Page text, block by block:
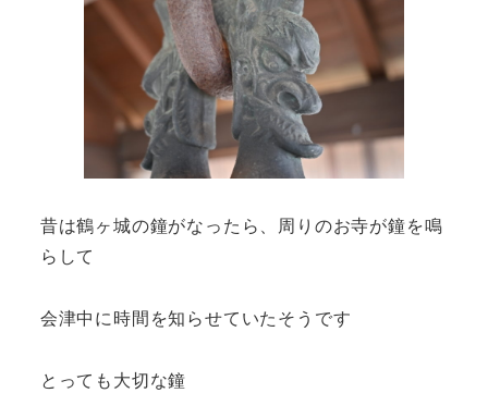
昔は鶴ヶ城の鐘がなったら、周りのお寺が鐘を鳴
らして
会津中に時間を知らせていたそうです
とっても大切な鐘